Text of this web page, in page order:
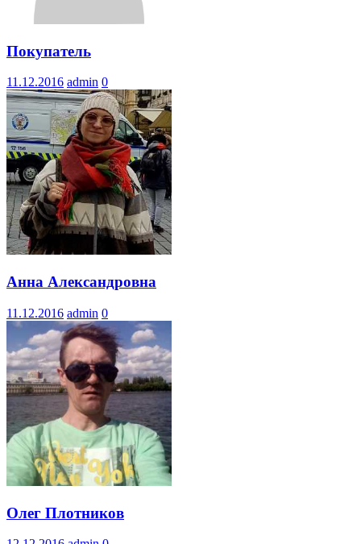
Покупатель
11.12.2016 admin 0
Анна Александровна
11.12.2016 admin 0
Олег Плотников